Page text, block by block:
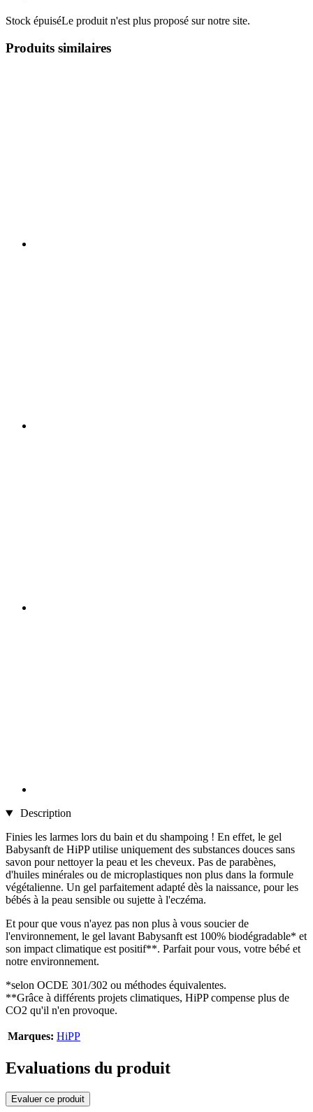
Stock épuiséLe produit n'est plus proposé sur notre site.
Produits similaires
Description
Finies les larmes lors du bain et du shampoing ! En effet, le gel
Babysanft de HiPP utilise uniquement des substances douces sans
savon pour nettoyer la peau et les cheveux. Pas de parabènes,
d'huiles minérales ou de microplastiques non plus dans la formule
végétalienne. Un gel parfaitement adapté dès la naissance, pour les
bébés à la peau sensible ou sujette à l'eczéma.
Et pour que vous n'ayez pas non plus à vous soucier de
l'environnement, le gel lavant Babysanft est 100% biodégradable* et
son impact climatique est positif**. Parfait pour vous, votre bébé et
notre environnement.
*selon OCDE 301/302 ou méthodes équivalentes.
**Grâce à différents projets climatiques, HiPP compense plus de
CO2 qu'il n'en provoque.
Marques: HiPP
Evaluations du produit
Evaluer ce produit